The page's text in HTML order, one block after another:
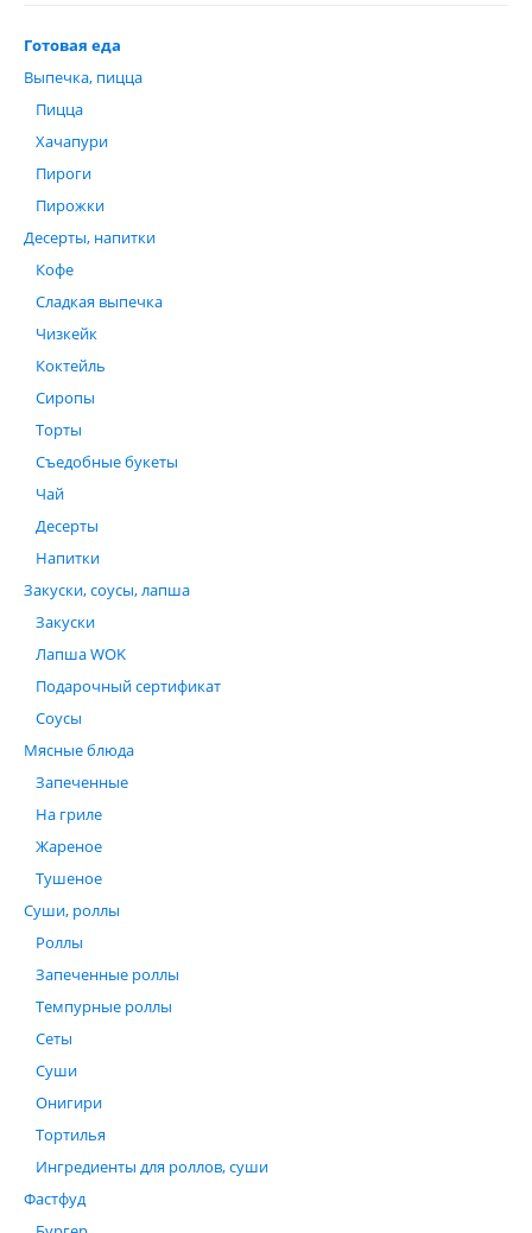
Готовая еда
Выпечка, пицца
Пицца
Хачапури
Пироги
Пирожки
Десерты, напитки
Кофе
Сладкая выпечка
Чизкейк
Коктейль
Сиропы
Торты
Съедобные букеты
Чай
Десерты
Напитки
Закуски, соусы, лапша
Закуски
Лапша WOK
Подарочный сертификат
Соусы
Мясные блюда
Запеченные
На гриле
Жареное
Тушеное
Суши, роллы
Роллы
Запеченные роллы
Темпурные роллы
Сеты
Суши
Онигири
Тортилья
Ингредиенты для роллов, суши
Фастфуд